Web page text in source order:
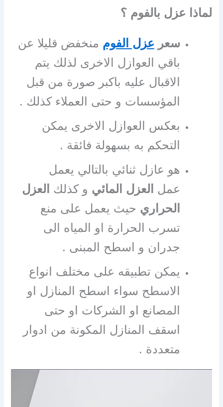
لماذا عزل بالفوم ؟
سعر عزل الفوم منخفض قليلا عن
باقي العوازل الاخرى لذلك يتم
الاقبال عليه باكبر صورة من قبل
المؤسسات و حتى العملاء كذلك .
بعكس العوازل الاخرى يمكن
التحكم به بسهولة فائقة .
هو عازل ثنائي بالتالي يعمل
عمل العزل المائي و كذلك العزل
الحراري حيث يعمل على منع
تسرب الحرارة او المياه الى
جدران و اسطح المبنى .
يمكن تطبيقه على مختلف انواع
الاسطح سواء اسطح المنازل او
المصانع او الشركات او حتى
اسقف المنازل المكونة من ادوار
متعددة .